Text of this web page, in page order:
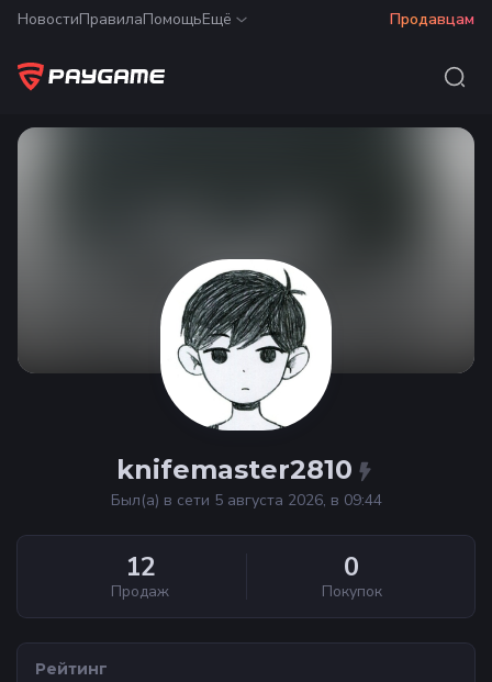
НовостиПравилаПомощьЕщё Продавцам
knifemaster2810
Был(а) в сети 5 августа 2026, в 09:44
12
Продаж
0
Покупок
Рейтинг